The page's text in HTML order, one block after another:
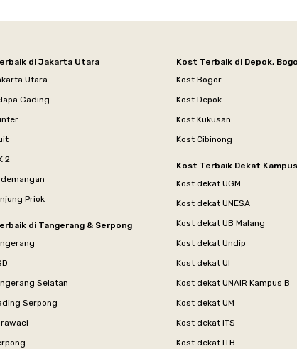
di Jakarta Utara
Utara
Gading
2
Priok
di Tangerang & Serpong
Selatan
Serpong
Kost Terbaik di Depok,
Kost Bogor
Kost Depok
Kost Kukusan
Kost Cibinong
Kost Terbaik Dekat
Kost dekat UGM
Kost dekat UNESA
Kost dekat UB Malang
Kost dekat Undip
Kost dekat UI
Kost dekat UNAIR Kampus B
Kost dekat UM
Kost dekat ITS
Kost dekat ITB